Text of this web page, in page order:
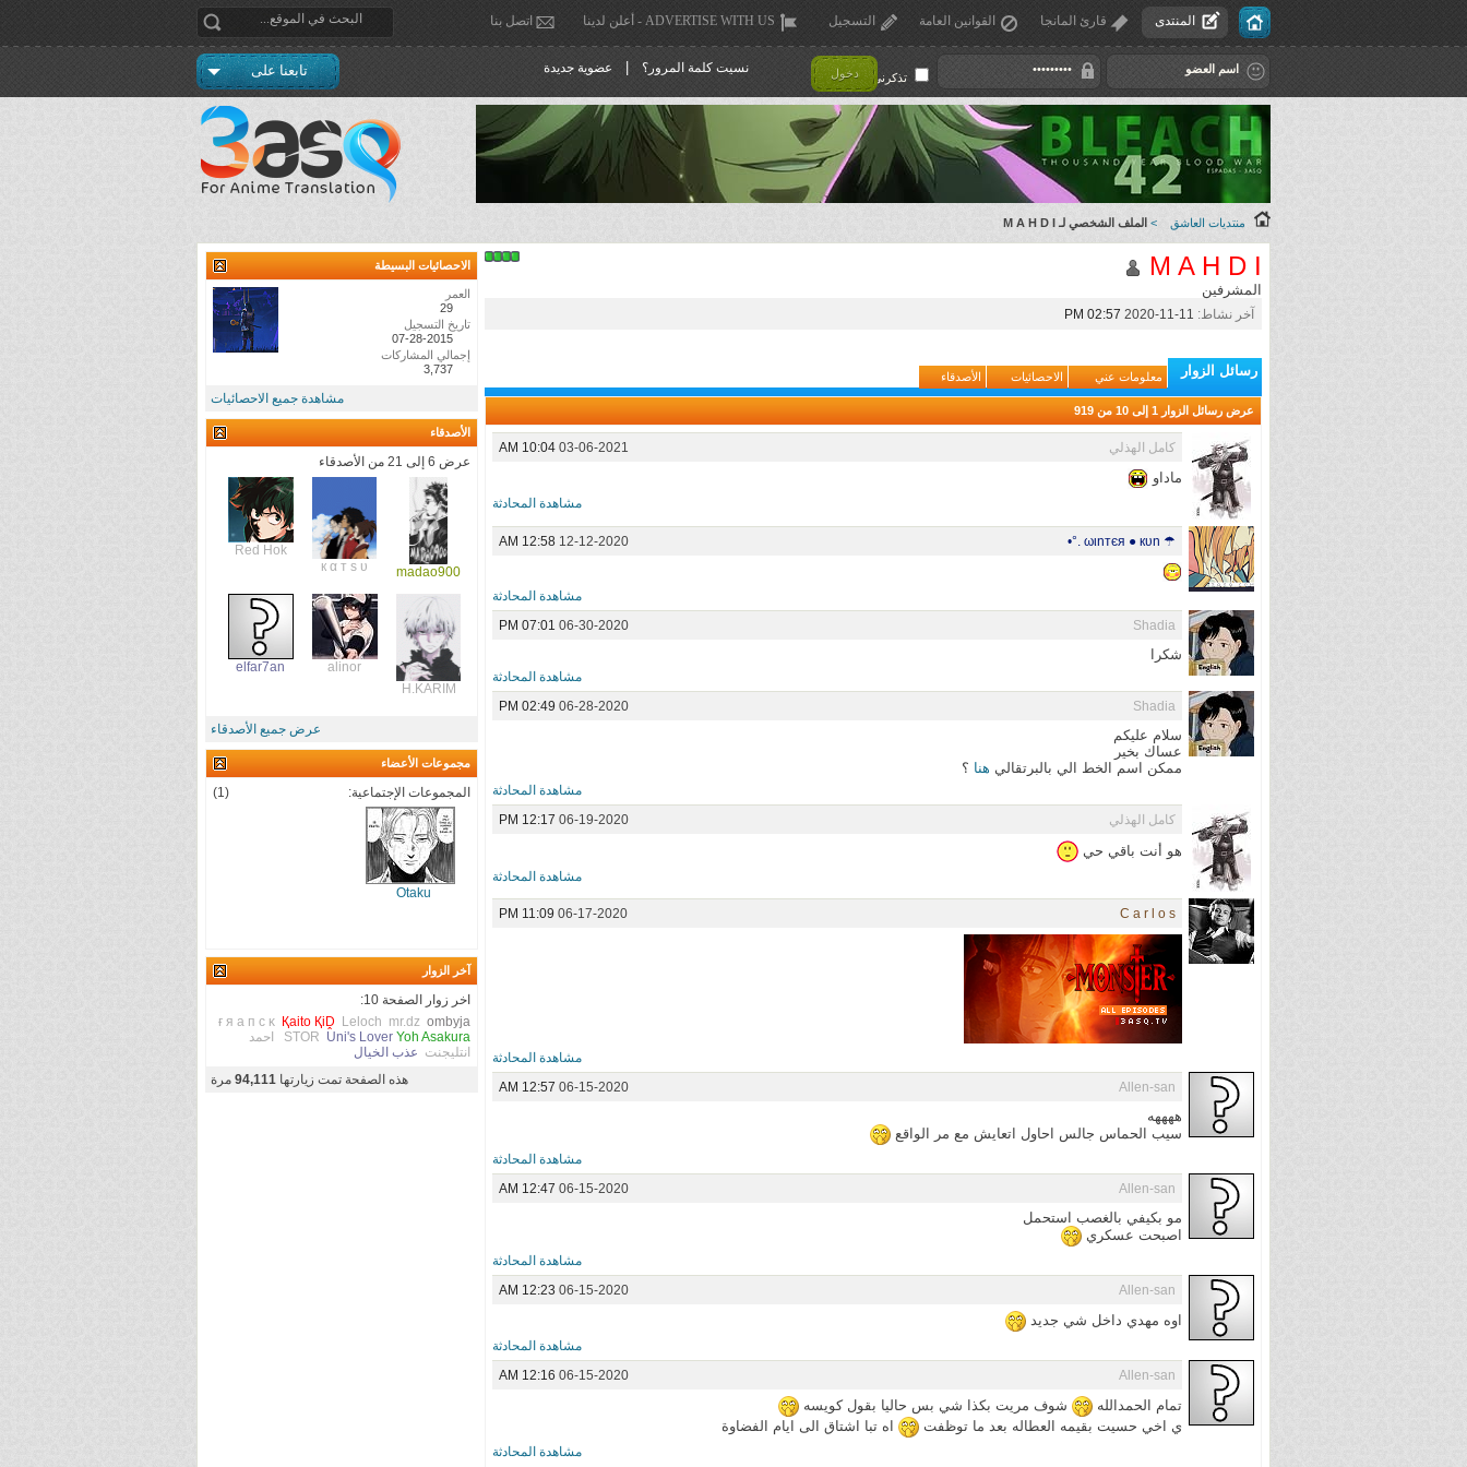
المنتدى قارئ المانجا القوانين العامة التسجيل ADVERTISE WITH US - أعلن لدينا اتصل بنا
تذكرني ! دخول نسيت كلمة المرور؟ عضوية جديدة تابعنا على
منتديات العاشق > الملف الشخصي لـ M A H D I
M A H D I
المشرفين
آخر نشاط: 02:57 PM
رسائل الزوار معلومات عني الاحصائيات الأصدقاء
عرض رسائل الزوار 1 إلى 10 من 919
03-06-2021
10:04 AM كامل الهذلي
ماداو
مشاهدة المحادثة
12-12-2020
12:58 AM ☂ ωιnтєя ● кυn .°•
مشاهدة المحادثة
06-30-2020
07:01 PM Shadia
شكرا
مشاهدة المحادثة
06-28-2020
02:49 PM Shadia
سلام عليكم
عساك بخير
ممكن اسم الخط الي بالبرتقالي هنا ؟
مشاهدة المحادثة
06-19-2020
12:17 PM كامل الهذلي
هو أنت باقي حي
مشاهدة المحادثة
06-17-2020
11:09 PM C a r l o s
مشاهدة المحادثة
06-15-2020
12:57 AM Allen-san
ههههه
سيب الحماس جالس احاول اتعايش مع مر الواقع
مشاهدة المحادثة
06-15-2020
12:47 AM Allen-san
مو بكيفي بالغصب استحمل
اصبحت عسكري
مشاهدة المحادثة
06-15-2020
12:23 AM Allen-san
اوه مهدي داخل شي جديد
مشاهدة المحادثة
06-15-2020
12:16 AM Allen-san
تمام الحمدالله
شوف مريت بكذا شي بس حاليا بقول كويسه
ي اخي حسيت بقيمه العطاله بعد ما توظفت
اه تبا اشتاق الى ايام الفضاوة
مشاهدة المحادثة
الاحصائيات البسيطة
العمر
29
تاريخ التسجيل
07-28-2015
إجمالي المشاركات
3,737
مشاهدة جميع الاحصائيات
الأصدقاء
عرض 6 إلى 21 من الأصدقاء
madao900
к α т s υ
Red Hok
H.KARIM
alinor
elfar7an
عرض جميع الأصدقاء
مجموعات الأعضاء
(1) المجموعات الإجتماعية:
Otaku
آخر الزوار
اخر زوار الصفحة 10:
ғ я a п c κ Қaito ҚiḒ Leloch mr.dz ombyja
STOR Uni's Lover Yoh Asakura
احمد
انتليجنت عذب الخيال
هذه الصفحة تمت زيارتها 94,111 مرة